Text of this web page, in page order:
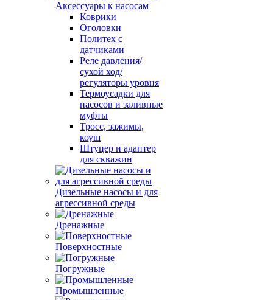
Аксессуары к насосам
Коврики
Оголовки
Политех с
датчиками
Реле давления/
сухой ход/
регуляторы уровня
Термоусадки для
насосов и заливные
муфты
Тросс, зажимы,
коуш
Штуцер и адаптер
для скважин
Дизельные насосы и для
агрессивной среды
Дренажные
Поверхностные
Погружные
Промышленные